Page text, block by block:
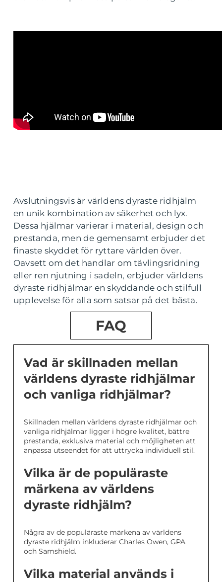
Avslutningsvis är världens dyraste ridhjälm
en unik kombination av säkerhet och lyx.
Dessa hjälmar varierar i material, design och
prestanda, men de gemensamt erbjuder det
finaste skyddet för ryttare världen över.
Oavsett om det handlar om tävlingsridning
eller ren njutning i sadeln, erbjuder världens
dyraste ridhjälmar en skyddande och stilfull
upplevelse för alla som satsar på det bästa.
FAQ
Vad är skillnaden mellan
världens dyraste ridhjälmar
och vanliga ridhjälmar?
Skillnaden mellan världens dyraste ridhjälmar och
vanliga ridhjälmar ligger i högre kvalitet, bättre
prestanda, exklusiva material och möjligheten att
anpassa utseendet för att uttrycka individuell stil.
Vilka är de populäraste
märkena av världens
dyraste ridhjälm?
Några av de populäraste märkena av världens
dyraste ridhjälm inkluderar Charles Owen, GPA
och Samshield.
Vilka material används i